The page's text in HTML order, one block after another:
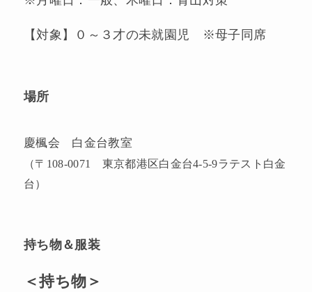
【対象】０～３才の未就園児 ※母子同席
場所
慶楓会 白金台教室
（〒108-0071 東京都港区白金台4-5-9ラテスト白金
台）
持ち物＆服装
＜持ち物＞